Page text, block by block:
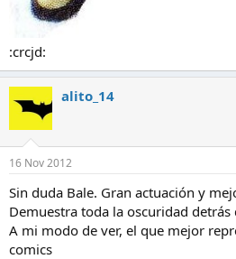
:crcjd:
alito_14
16 Nov 2012
Sin duda Bale. Gran actuación y
Demuestra toda la oscuridad detrás
A mi modo de ver, el que mejor
comics